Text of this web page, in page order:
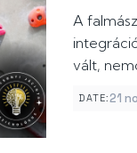
A
vált,
DATE:21